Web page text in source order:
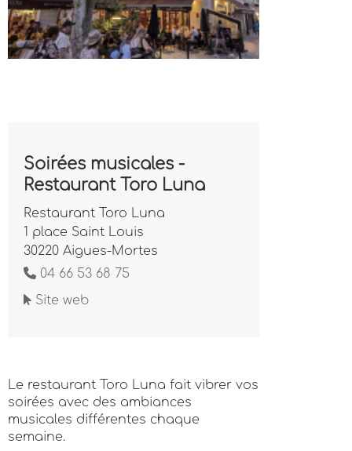
Soirées musicales -
Restaurant Toro Luna
Restaurant Toro Luna
1 place Saint Louis
30220 Aigues-Mortes
04 66 53 68 75
Site web
Le restaurant Toro Luna fait vibrer vos
soirées avec des ambiances
musicales différentes chaque
semaine.